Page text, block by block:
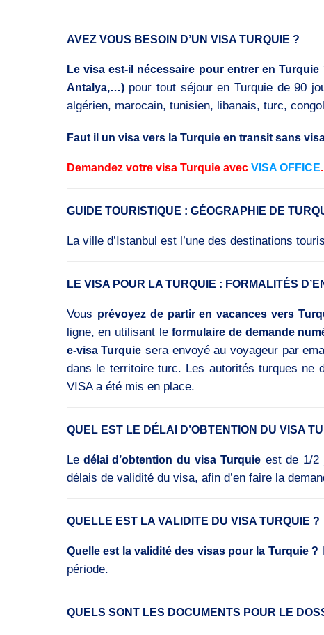
AVEZ VOUS BESOIN D’UN VISA TURQUIE ?
Le visa est-il nécessaire pour entrer en
Antalya,…)pour tout séjour en Turquie de 90
algérien, marocain, tunisien, libanais, turc,
Faut il un visa vers la Turquie en transit sans
Demandez votre visa Turquie avec VISA OFFICE
GUIDE TOURISTIQUE : GÉOGRAPHIE DE
La ville d’Istanbul est l’une des destinations
LE VISA POUR LA TURQUIE : FORMALITÉS
Vous prévoyez de partir en vacances vers
ligne, en utilisant leformulaire de demande
e-visa Turquie sera envoyé au voyageur par
dans le territoire turc. Les autorités turques ne
VISA a été mis en place.
QUEL EST LE DÉLAI D’OBTENTION DU VISA
Ledélai d’obtention du visa Turquieest de 1/2
délais de validité du visa, afin d’en faire la
QUELLE EST LA VALIDITE DU VISA TURQUIE ?
Quelle est la validité des visas pour la Turquie ?
période.
QUELS SONT LES DOCUMENTS POUR LE